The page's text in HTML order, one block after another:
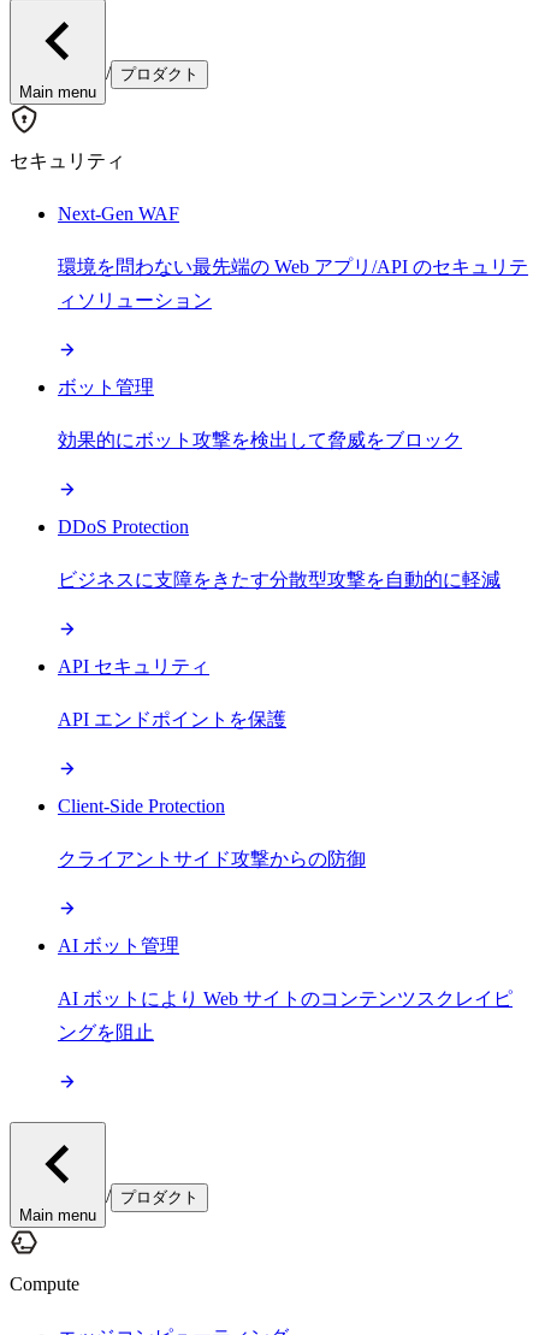
Main menu
/ プロダクト
セキュリティ
Next-Gen WAF
環境を問わない最先端の Web アプリ/API のセキュリテ
ィソリューション
ボット管理
効果的にボット攻撃を検出して脅威をブロック
DDoS Protection
ビジネスに支障をきたす分散型攻撃を自動的に軽減
API セキュリティ
API エンドポイントを保護
Client-Side Protection
クライアントサイド攻撃からの防御
AI ボット管理
AI ボットにより Web サイトのコンテンツスクレイピ
ングを阻止
Main menu
/ プロダクト
Compute